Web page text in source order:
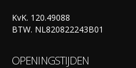
KvK. 120.49088
BTW. NL820822243B01
OPENINGSTIJDEN